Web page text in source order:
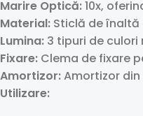
Marire Optică:10x,
Material: Sticlă de
Lumina: 3 tipuri de
Fixare: Clema de fixare
Amortizor:Amortizor
Utilizare: